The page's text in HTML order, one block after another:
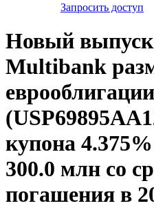
Запросить доступ
Новый
Multibank
еврооблигации
купона
300.0 млн со
погашения в